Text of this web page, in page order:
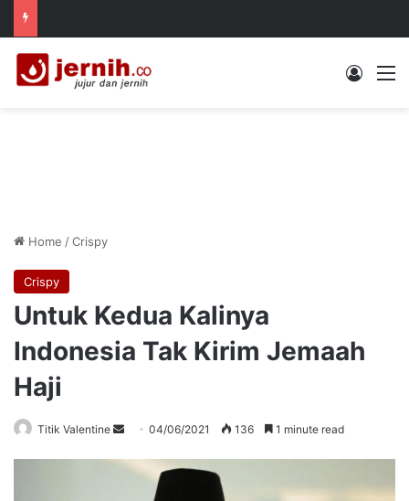
Log In
Home /Crispy
Crispy
Untuk Kedua Kalinya
Indonesia Tak Kirim Jemaah
Haji
Titik Valentine
Send
email
04/06/2021 136 1 minute read